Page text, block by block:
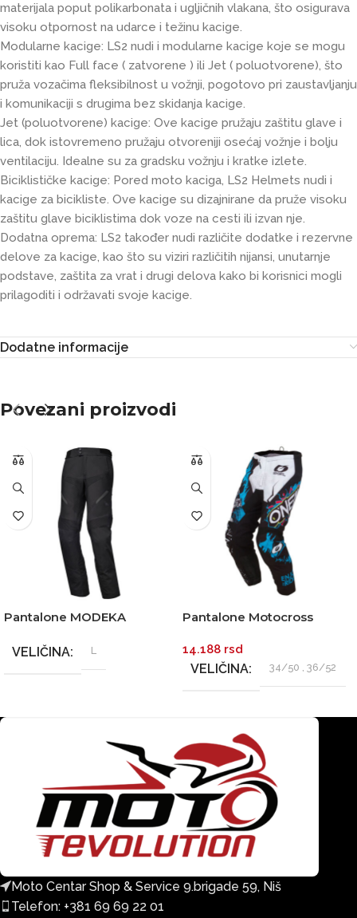
materijala poput polikarbonata i ugljičnih vlakana, što osigurava
visoku otpornost na udarce i težinu kacige.
Modularne kacige: LS2 nudi i modularne kacige koje se mogu
koristiti kao Full face ( zatvorene ) ili Jet ( poluotvorene), što
pruža vozačima fleksibilnost u vožnji, pogotovo pri zaustavljanju
i komunikaciji s drugima bez skidanja kacige.
Jet (poluotvorene) kacige: Ove kacige pružaju zaštitu glave i
lica, dok istovremeno pružaju otvoreniji osećaj vožnje i bolju
ventilaciju. Idealne su za gradsku vožnju i kratke izlete.
Biciklističke kacige: Pored moto kaciga, LS2 Helmets nudi i
kacige za bicikliste. Ove kacige su dizajnirane da pruže visoku
zaštitu glave biciklistima dok voze na cesti ili izvan nje.
Dodatna oprema: LS2 također nudi različite dodatke i rezervne
delove za kacige, kao što su viziri različitih nijansi, unutarnje
podstave, zaštita za vrat i drugi delova kako bi korisnici mogli
prilagoditi i održavati svoje kacige.
Dodatne informacije
Povezani proizvodi
Pantalone MODEKA
VELIČINA
L
Pantalone Motocross
bele
14.188 rsd
VELIČINA 34/50 , 36/52
Moto Centar Shop & Service 9.brigade 59, Niš
Telefon: +381 69 69 22 01